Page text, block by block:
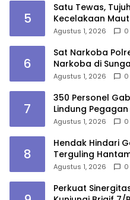
5
Satu Tewas,
Kecelakaan
Agustus 1, 2026 0
6
Sat Narkoba
Narkoba di
Pelaku Diamankan
Agustus 1, 2026 0
7
350 Personel
Lindung
Peralatan
Agustus 1, 2026 0
8
Hendak Hindari
Terguling
Sergai
Agustus 1, 2026 0
Perkuat